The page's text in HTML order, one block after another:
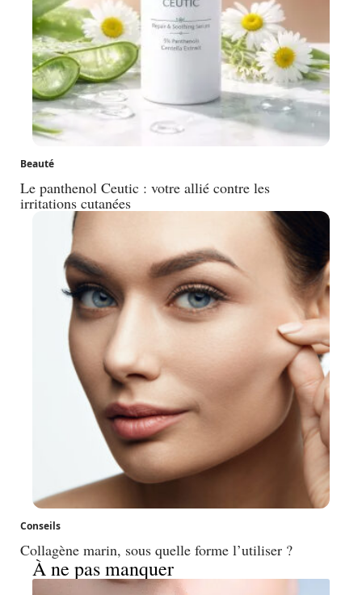
Beauté
Le panthenol Ceutic : votre allié contre les
irritations cutanées
Conseils
Collagène marin, sous quelle forme l’utiliser ?
À ne pas manquer